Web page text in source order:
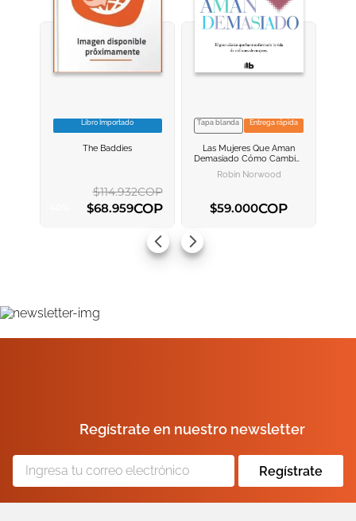
VER INFORMACION
Libro Importado
The Baddies
$114.932COP
$68.959COP
VER INFORMACION
AGREGAR AL
Tapa blanda Entrega rápida
Las Mujeres Que Aman
Demasiado Cómo Cambiar
Nuestra Manera De Amar Y
Así Dejar De Sufrir
Robin Norwood
$59.000COP
Regístrate en nuestro newsletter
Regístrate